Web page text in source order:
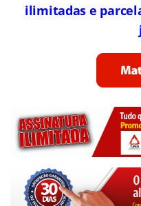
ilimitadas e